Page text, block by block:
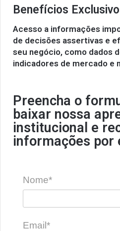
Benefícios
Acesso a informações
de decisões assertivas e
seu negócio, como dados
indicadores de mercado e
Preencha o
baixar nossa
institucional e
informações por
Nome*
Email*